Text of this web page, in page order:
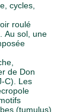
cycles,
roulé
Au sol, une
de Don
C). Les
(tumulus)